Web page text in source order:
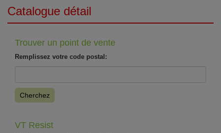
Catalogue détail
Trouver un point de vente
Remplissez votre code postal:
Cherchez
VT Resist